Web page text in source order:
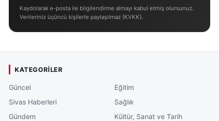
Kaydolarak e-posta ile bilgilendirme almayı kabul etmiş olursunuz.
Verileriniz üçüncü kişilerle paylaşılmaz (KVKK).
KATEGORILER
Güncel
Sivas Haberleri
Gündem
Eğitim
Sağlık
Kültür, Sanat ve Tarih